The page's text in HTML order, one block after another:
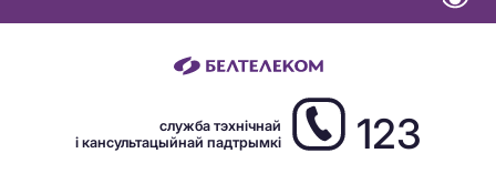
служба тэхнічнай
і кансультацыйнай падтрымкі
123